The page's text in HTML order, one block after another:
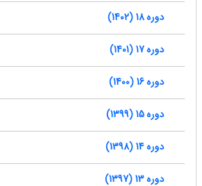
دوره 18 (1402)
دوره 17 (1401)
دوره 16 (1400)
دوره 15 (1399)
دوره 14 (1398)
دوره 13 (1397)